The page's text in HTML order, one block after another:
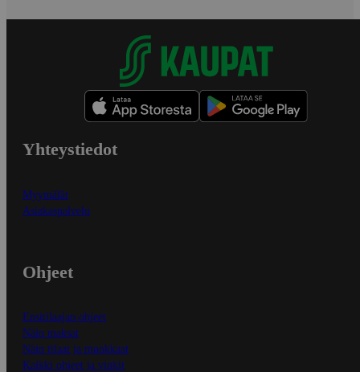
Yhteystiedot
Myymälät
Asiakaspalvelu
Ohjeet
Ensitilaajan ohjeet
Näin maksat
Näin tilaat ja muokkaat
Kaikki ohjeet ja vinkit